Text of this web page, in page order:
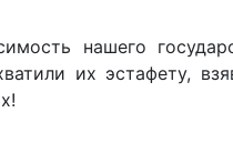
нашего
их эстафету,